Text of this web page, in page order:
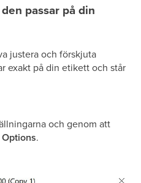
passar på din
justera och förskjuta
exakt på din etikett och står
och genom att
.